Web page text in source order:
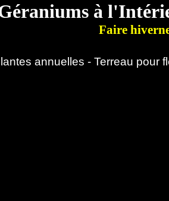
à
Faire
annuelles - Terreau pour